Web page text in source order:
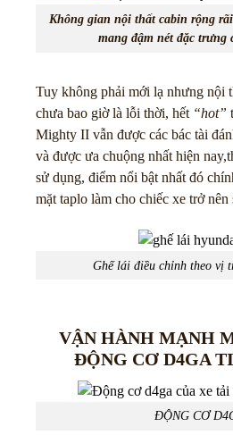
Không gian nội thất cabin rộng
mang đậm nét đặc trưng
Tuy không phải mới lạ nhưng nội
chưa bao giờ là lỗi thời, hết “hot”
Mighty II vẫn được các bác tài
và được ưa chuộng nhất hiện
sử dụng, điểm nổi bật nhất đó
mặt taplo làm cho chiếc xe trở nên
Ghế lái điều chỉnh theo vị
VẬN HÀNH MẠNH
ĐỘNG CƠ D4GA
ĐỘNG CƠ